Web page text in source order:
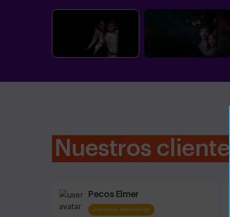
Nuestros clientes
Pecos Elmer
Aventurico Monumental